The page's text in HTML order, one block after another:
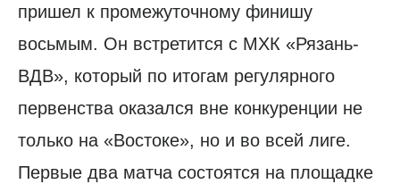
пришел к промежуточному финишу
восьмым. Он встретится с МХК «Рязань-
ВДВ», который по итогам регулярного
первенства оказался вне конкуренции не
только на «Востоке», но и во всей лиге.
Первые два матча состоятся на площадке